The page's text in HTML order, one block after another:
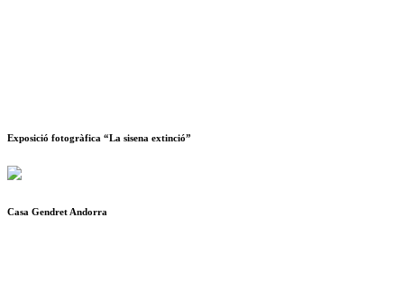
Exposició fotogràfica “La sisena extinció”
Casa Gendret Andorra